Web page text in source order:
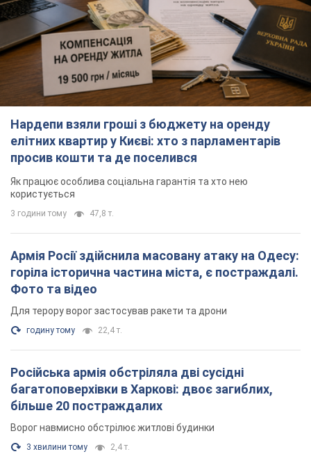
Нардепи взяли гроші з бюджету на оренду
елітних квартир у Києві: хто з парламентарів
просив кошти та де поселився
Як працює особлива соціальна гарантія та хто нею
користується
3 години тому 47,8 т.
Армія Росії здійснила масовану атаку на Одесу:
горіла історична частина міста, є постраждалі.
Фото та відео
Для терору ворог застосував ракети та дрони
годину тому 22,4 т.
Російська армія обстріляла дві сусідні
багатоповерхівки в Харкові: двоє загиблих,
більше 20 постраждалих
Ворог навмисно обстрілює житлові будинки
3 хвилини тому 2,4 т.